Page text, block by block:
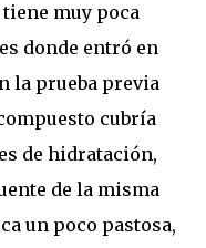
muy poca
donde entró en
la prueba previa
cubría
de hidratación,
de la misma
un poco pastosa,